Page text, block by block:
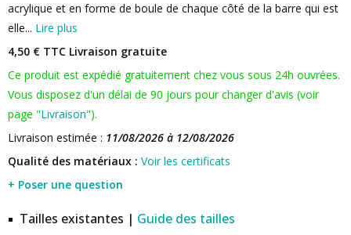
acrylique et en forme de boule de chaque côté de la barre qui est
elle... Lire plus
4,50 € TTC Livraison gratuite
Ce produit est expédié gratuitement chez vous sous 24h ouvrées.
Vous disposez d'un délai de 90 jours pour changer d'avis (voir
page "Livraison").
Livraison estimée : 11/08/2026 à 12/08/2026
Qualité des matériaux : Voir les certificats
+ Poser une question
Tailles existantes | Guide des tailles